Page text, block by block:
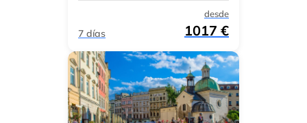
7 días
desde
1017 €